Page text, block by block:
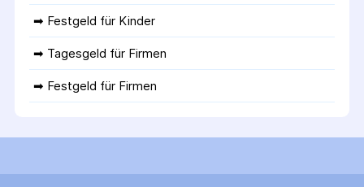
➡ Festgeld für Kinder
➡ Tagesgeld für Firmen
➡ Festgeld für Firmen